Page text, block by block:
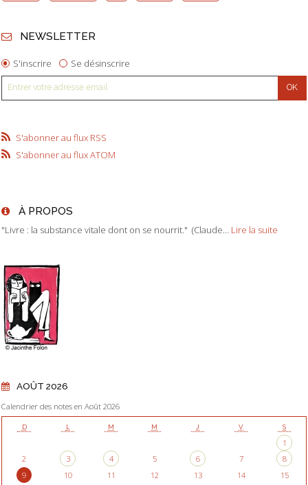
NEWSLETTER
S'inscrire Se désinscrire
S'abonner au flux RSS
S'abonner au flux ATOM
À PROPOS
"Livre : la substance vitale dont on se nourrit." (Claude... Lire la suite
AOÛT 2026
Calendrier des notes en Août 2026
D L M M J V S
1
2
3 4 5 6 7
8
9
10 11 12 13 14
15